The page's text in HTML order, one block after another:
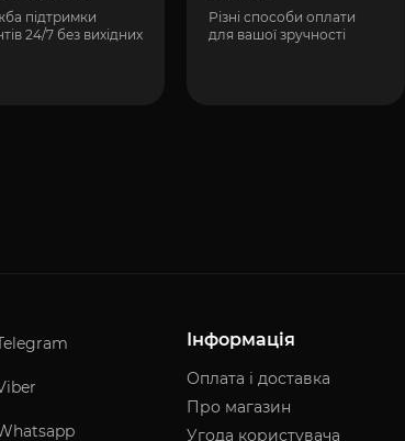
підтримки
24/7 без вихідних
Різні способи оплати
для вашої зручності
Інформація
Оплата і доставка
Про магазин
Угода користувача